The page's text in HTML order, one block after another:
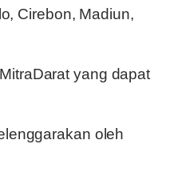
Cirebon, Madiun,
yang dapat
oleh